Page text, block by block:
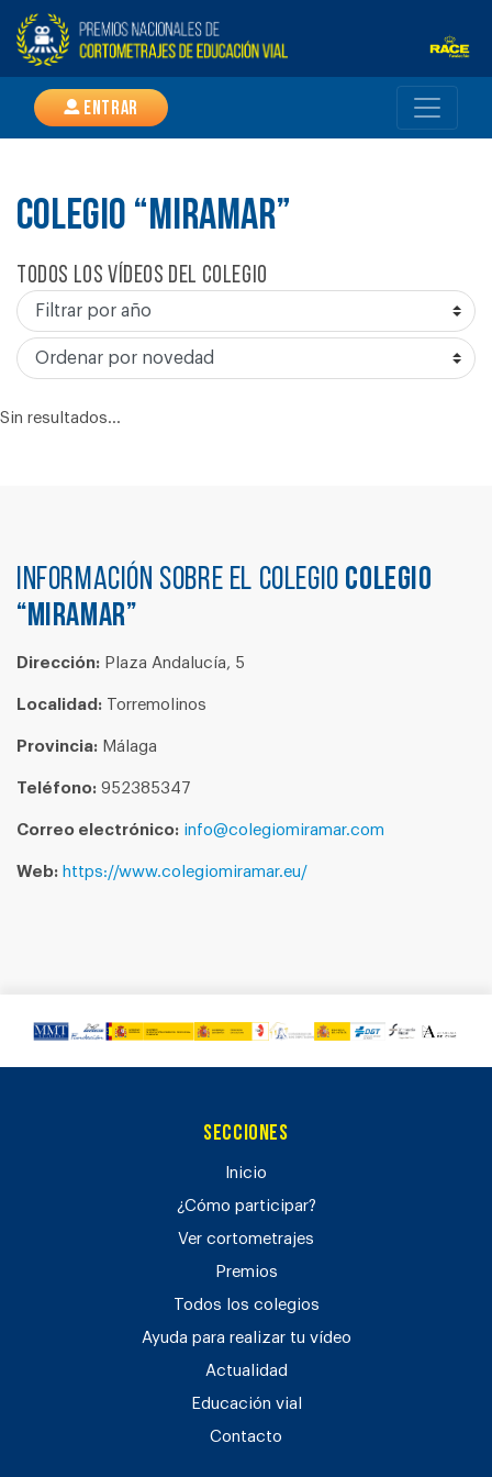
Entrar
COLEGIO “MIRAMAR”
Todos los vídeos del colegio
Sin resultados...
Información sobre el colegio COLEGIO
“MIRAMAR”
Dirección: Plaza Andalucía, 5
Localidad: Torremolinos
Provincia: Málaga
Teléfono: 952385347
Correo electrónico: info@colegiomiramar.com
Web: https://www.colegiomiramar.eu/
Secciones
Inicio
¿Cómo participar?
Ver cortometrajes
Premios
Todos los colegios
Ayuda para realizar tu vídeo
Actualidad
Educación vial
Contacto